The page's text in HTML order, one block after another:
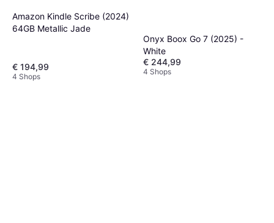
Amazon Kindle Scribe (2024)
64GB Metallic Jade
€ 194,99
4 Shops
Onyx Boox Go 7 (2025) -
White
€ 244,99
4 Shops